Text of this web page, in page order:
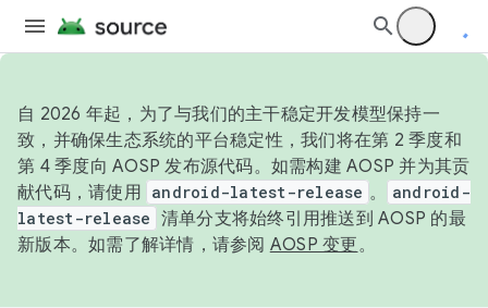
自 2026 年起，为了与我们的主干稳定开发模型保持一
致，并确保生态系统的平台稳定性，我们将在第 2 季度和
第 4 季度向 AOSP 发布源代码。如需构建 AOSP 并为其贡
献代码，请使用 android-latest-release 。
android-
latest-release 清单分支将始终引用推送到 AOSP 的最
新版本。如需了解详情，请参阅 AOSP 变更。